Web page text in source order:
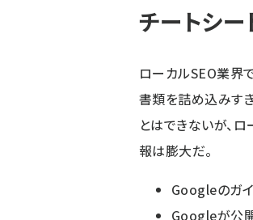
チートシ
ローカルSEO業界
書類を詰め込みす
とはできないが、
報は膨大だ。
Googleのガ
Googleが公